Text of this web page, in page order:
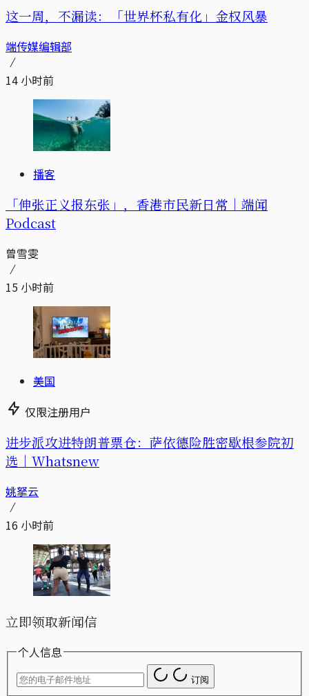
这一周，不漏读：「世界杯私有化」金权风暴
端传媒编辑部
14 小时前
播客
「伸张正义报东张」，香港市民新日常｜端闻
Podcast
曾雪雯
15 小时前
美国
仅限注册用户
进步派攻进特朗普票仓：萨依德险胜密歇根参院初
选｜Whatsnew
姚拏云
16 小时前
立即领取新闻信
个人信息
订阅